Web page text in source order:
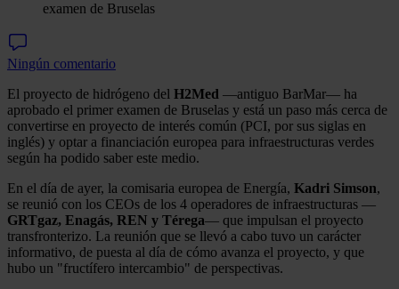
examen de Bruselas
Ningún comentario
El proyecto de hidrógeno del H2Med —antiguo BarMar— ha
aprobado el primer examen de Bruselas y está un paso más cerca de
convertirse en proyecto de interés común (PCI, por sus siglas en
inglés) y optar a financiación europea para infraestructuras verdes
según ha podido saber este medio.
En el día de ayer, la comisaria europea de Energía, Kadri Simson,
se reunió con los CEOs de los 4 operadores de infraestructuras —
GRTgaz, Enagás, REN y Térega— que impulsan el proyecto
transfronterizo. La reunión que se llevó a cabo tuvo un carácter
informativo, de puesta al día de cómo avanza el proyecto, y que
hubo un "fructífero intercambio" de perspectivas.